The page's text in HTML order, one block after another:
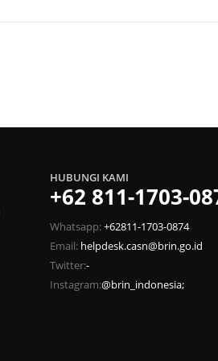
HUBUNGI KAMI
+62 811-1703-
Whatsapp:+62811-1703-0874
Email: helpdesk.casn@brin.go.id
Twitter:-
Instagram:@brin_indonesia;